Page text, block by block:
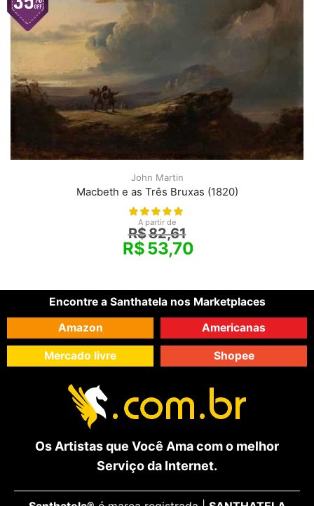
John Martin
Macbeth e as Três Bruxas (1820)
A partir de
R$82,61
R$53,70
Encontre a Santhatela nos Marketplaces
Amazon
Americanas
Mercado livre Shopee
Os Artistas que Você Ama com o melhor
Serviço da Internet.